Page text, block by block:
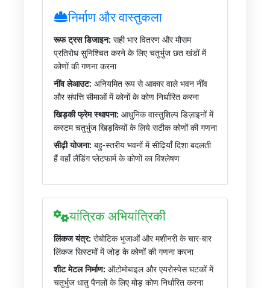
निर्माण और वास्तुकला
रूफ ट्रस डिजाइन: सही भार वितरण और मौसम
प्रतिरोध सुनिश्चित करने के लिए चतुर्भुज छत खंडों में
कोणों की गणना करना
नींव लेआउट: अनियमित रूप से आकार वाले भवन नींव
और संपत्ति सीमाओं में कोनों के कोण निर्धारित करना
खिड़की फ्रेम स्थापना: आधुनिक वास्तुशिल्प डिज़ाइनों में
कस्टम चतुर्भुज खिड़कियों के लिये सटीक कोणों की गणना
सीढ़ी योजना: बहु-स्तरीय भवनों में सीढ़ियाँ दिशा बदलती
हैं वहाँ लैंडिंग प्लेटफार्म के कोणों का विश्लेषण
यांत्रिक अभियांत्रिकी
लिंकज यंत्र: रोबोटिक भुजाओं और मशीनरी के चार-बार
लिंकज सिस्टमों में जोड़ के कोणों की गणना करना
शीट मेटल निर्माण: ऑटोमोबाइल और एयरोस्पेस घटकों में
चतुर्भुज धातु पैनलों के लिए मोड़ कोण निर्धारित करना